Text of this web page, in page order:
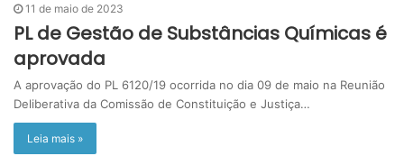
11 de maio de 2023
PL de Gestão de Substâncias Químicas é
aprovada
A aprovação do PL 6120/19 ocorrida no dia 09 de maio na Reunião
Deliberativa da Comissão de Constituição e Justiça…
Leia mais »